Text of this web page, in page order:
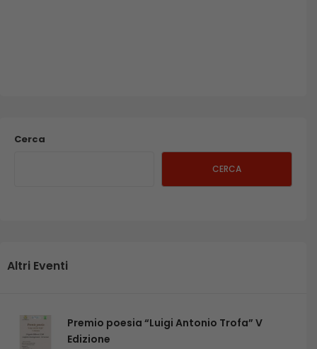
Cerca
CERCA
Altri Eventi
Premio poesia “Luigi Antonio Trofa” V
Edizione